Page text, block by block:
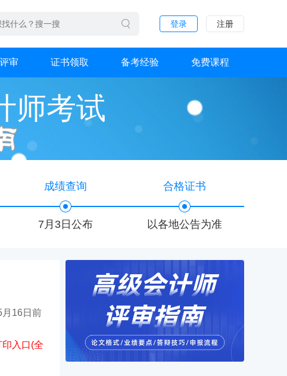
登录 注册
审 证书领取 备考经验 免费课程
师考试
成绩查询
7月3日公布
合格证书
以各地公告为准
月16日前
入口(全